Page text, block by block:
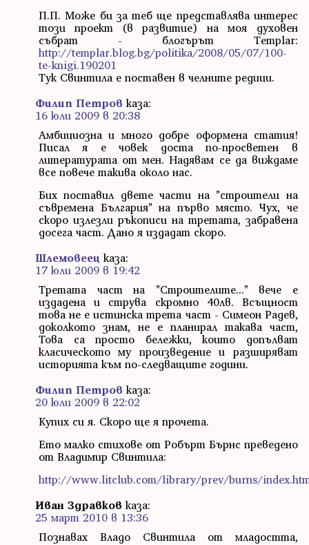
П.П. Може би за теб ще представлява интерес
този проект (в развитие) на моя духовен
събрат - блогърът Templar:
http://templar.blog.bg/politika/2008/05/07/100-
te-knigi.190201
Тук Свинтила е поставен в челните редици.
Филип Петров каза:
16 юли 2009 в 20:38
Амбициозна и много добре оформена статия!
Писал я е човек доста по-просветен в
литературата от мен. Надявам се да виждаме
все повече такива около нас.
Бих поставил двете части на "строители на
съвремена България" на първо място. Чух, че
скоро излезли ръкописи на третата, забравена
досега част. Дано я издадат скоро.
Шлемовеец каза:
17 юли 2009 в 19:42
Третата част на "Строителите..." вече е
издадена и струва скромно 40лв. Всъщност
това не е истинска трета част - Симеон Радев,
доколкото знам, не е планирал такава част,
Това са просто бележки, които допълват
класическото му произведение и разширяват
историята към по-следващите години.
Филип Петров каза:
20 юли 2009 в 22:02
Купих си я. Скоро ще я прочета.
Ето малко стихове от Робърт Бърнс преведено
от Владимир Свинтила:
http://www.litclub.com/library/prev/burns/
Иван Здравков каза:
25 март 2010 в 13:36
Познавах Владо Свинтила от младостта,